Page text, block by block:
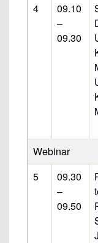
4
09.10
–
09.30
Webinar
5
09.30
–
09.50